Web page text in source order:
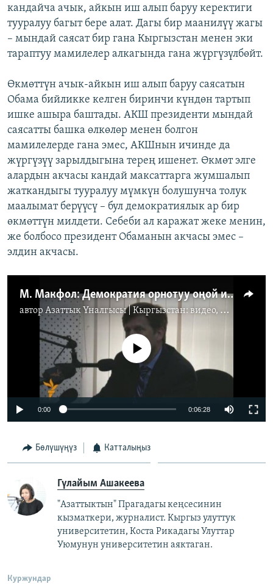
кандайча ачык, айкын иш алып баруу керектиги
тууралуу багыт бере алат. Дагы бир маанилүү жагы
– мындай саясат бир гана Кыргызстан менен эки
тараптуу мамилелер алкагында гана жүргүзүлбөйт.
Өкмөттүн ачык-айкын иш алып баруу саясатын
Обама бийликке келген биринчи күндөн тартып
ишке ашыра баштады. АКШ президенти мындай
саясатты башка өлкөлөр менен болгон
мамилелерде гана эмес, АКШнын ичинде да
жүргүзүү зарылдыгына терең ишенет. Өкмөт элге
алардын акчасы кандай максаттарга жумшалып
жаткандыгы тууралуу мүмкүн болушунча толук
маалымат берүүсү – бул демократиялык ар бир
өкмөттүн милдети. Себеби ал каражат жеке менин,
же болбосо президент Обаманын акчасы эмес –
элдин акчасы.
М. Макфол: Демократия орнотуу оңой иш эмес
автор Азаттык Үналгысы | Кыргызстан: видео, фото, кабарлар
No media source currently available
0:00 0:06:28
Бөлүшүңүз Катталыңыз
Гүлайым Ашакеева
"Азаттыктын" Прагадагы кеңсесинин
кызматкери, журналист. Кыргыз улуттук
университетин, Коста Рикадагы Улуттар
Уюмунун университетин аяктаган.
Куржундар